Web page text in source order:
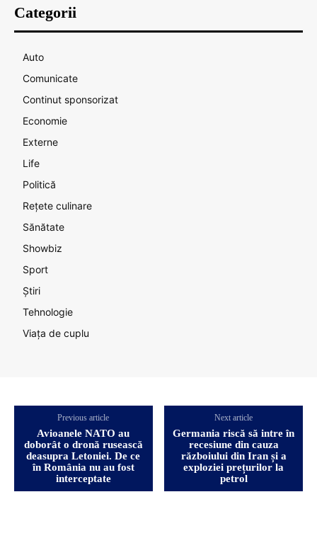
Categorii
Auto
Comunicate
Continut sponsorizat
Economie
Externe
Life
Politică
Rețete culinare
Sănătate
Showbiz
Sport
Știri
Tehnologie
Viața de cuplu
Previous article
Avioanele NATO au
doborât o dronă rusească
deasupra Letoniei. De ce
în România nu au fost
interceptate
Next article
Germania riscă să intre în
recesiune din cauza
războiului din Iran și a
exploziei prețurilor la
petrol